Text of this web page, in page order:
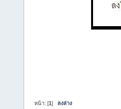
หน้า: [1] ลงล่าง